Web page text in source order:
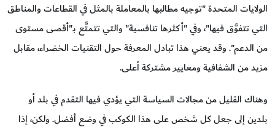
الولايات المتحدة "توجيه مطالبها بالمعاملة بالمثل في القطاعات والمناطق
التي تتفوَّق فيها"، وفي "أكثرها تنافسية" والتي تتمتَّع بـ"أقصى مستوى
من الدعم". وقد يعني هذا تبادل المعرفة حول التقنيات الخضراء، مقابل
مزيد من الشفافية ومعايير مشتركة أعلى.
وهناك القليل من مجالات السياسة التي يؤدي فيها التقدم في بلد أو
بلدين إلى جعل كل شخص على هذا الكوكب في وضع أفضل. ولكن، إذا